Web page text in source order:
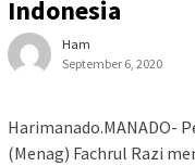
Indonesia
Ham
September 6, 2020
Harimanado.MANADO-
(Menag) Fachrul Razi